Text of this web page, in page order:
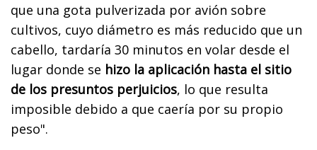
que una gota pulverizada por avión sobre
cultivos, cuyo diámetro es más reducido que un
cabello, tardaría 30 minutos en volar desde el
lugar donde se hizo la aplicación hasta el sitio
de los presuntos perjuicios, lo que resulta
imposible debido a que caería por su propio
peso".